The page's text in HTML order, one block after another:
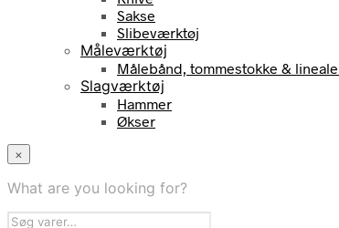
Sakse
Slibeværktøj
Måleværktøj
Målebånd, tommestokke &
Slagværktøj
Hammer
Økser
×
What are you looking for?